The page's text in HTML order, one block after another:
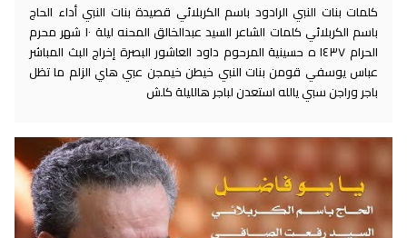
كلمات بنات النبي الرادود باسم الكربلائي قصيدة بنات النبي أداء الحاج
باسم الكربلائي كلمات الشاعر السيد عبدالخالق المحنه ليلة ١٠ شهر محرم
الحرام ١٤٣٧ ه حسينية المرحوم داود العاشور البصرة إخراج البث المباشر
عباس يوسفي قومن بنات النبي خيطن خيمجن عبي هاي الزلم ما تظل
باجر وراجن سبي يالله استعدن لباجر هالليلة كلش